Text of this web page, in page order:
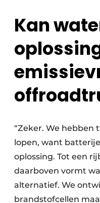
Kan
“Zeker. We hebben
lopen, want
oplossing. Tot een
daarboven vormt
alternatief. We
brandstofcellen